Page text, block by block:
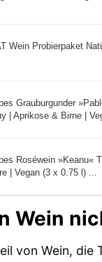
Wein Probierpaket
Grauburgunder
| Aprikose & Birne |
Roséwein »Keanu«
| Vegan (3 x 0.75 l) ...
Wein
von Wein,